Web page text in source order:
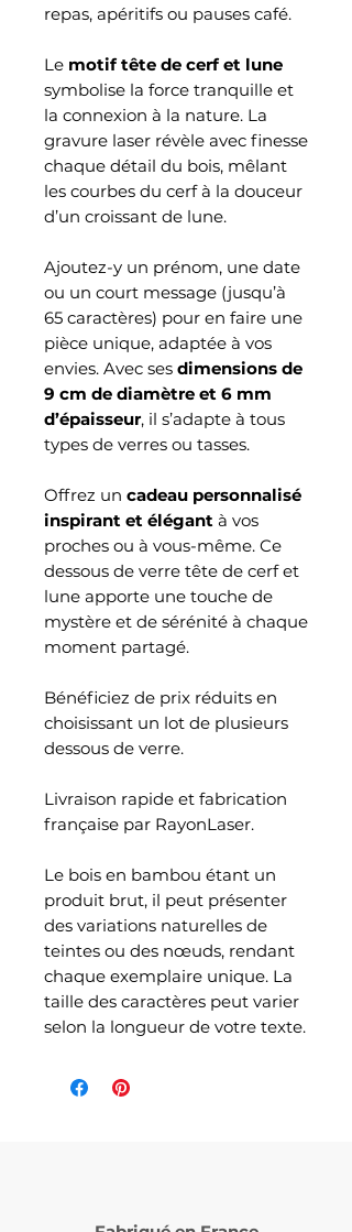
repas, apéritifs ou pauses café.
Le motif tête de cerf et lune
symbolise la force tranquille et
la connexion à la nature. La
gravure laser révèle avec finesse
chaque détail du bois, mêlant
les courbes du cerf à la douceur
d’un croissant de lune.
Ajoutez-y un prénom, une date
ou un court message (jusqu’à
65 caractères) pour en faire une
pièce unique, adaptée à vos
envies. Avec ses dimensions de
9 cm de diamètre et 6 mm
d’épaisseur, il s’adapte à tous
types de verres ou tasses.
Offrez un cadeau personnalisé
inspirant et élégant à vos
proches ou à vous-même. Ce
dessous de verre tête de cerf et
lune apporte une touche de
mystère et de sérénité à chaque
moment partagé.
Bénéficiez de prix réduits en
choisissant un lot de plusieurs
dessous de verre.
Livraison rapide et fabrication
française par RayonLaser.
Le bois en bambou étant un
produit brut, il peut présenter
des variations naturelles de
teintes ou des nœuds, rendant
chaque exemplaire unique. La
taille des caractères peut varier
selon la longueur de votre texte.